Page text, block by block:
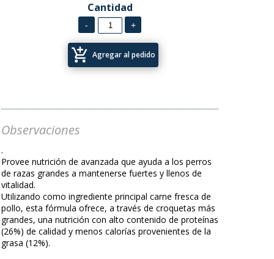
Cantidad
add_shopping_cart Agregar al pedido
Observaciones
.
Provee nutrición de avanzada que ayuda a los perros
de razas grandes a mantenerse fuertes y llenos de
vitalidad.
Utilizando como ingrediente principal carne fresca de
pollo, esta fórmula ofrece, a través de croquetas más
grandes, una nutrición con alto contenido de proteínas
(26%) de calidad y menos calorías provenientes de la
grasa (12%).